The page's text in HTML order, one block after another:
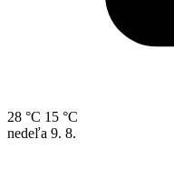
28 °C 15 °C
nedeľa 9. 8.